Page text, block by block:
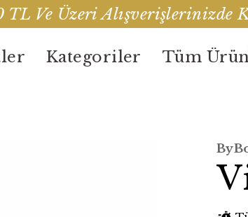
TL Ve Üzeri Alışverişlerinizde
Kategoriler Tüm